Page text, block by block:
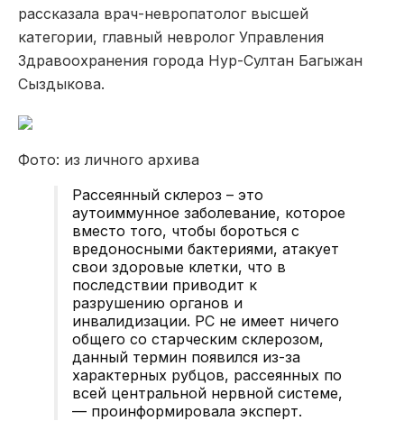
рассказала врач-невропатолог высшей
категории, главный невролог Управления
Здравоохранения города Нур-Султан Багыжан
Сыздыкова.
Фото: из личного архива
Рассеянный склероз – это
аутоиммунное заболевание, которое
вместо того, чтобы бороться с
вредоносными бактериями, атакует
свои здоровые клетки, что в
последствии приводит к
разрушению органов и
инвалидизации. РС не имеет ничего
общего со старческим склерозом,
данный термин появился из-за
характерных рубцов, рассеянных по
всей центральной нервной системе,
— проинформировала эксперт.